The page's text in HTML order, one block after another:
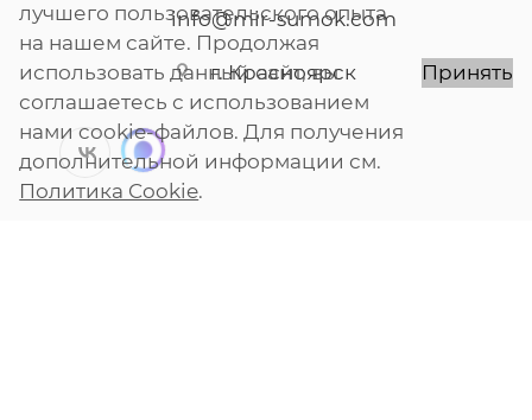
info@mir-sumok.com
г. Красноярск
лучшего пользовательского опыта
на нашем сайте. Продолжая
использовать данный сайт, вы
соглашаетесь с использованием
нами cookie-файлов. Для получения
дополнительной информации см.
Политика Cookie.
Принять